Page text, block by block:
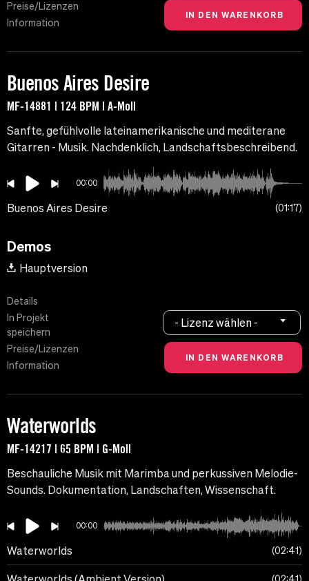
Preise/Lizenzen
Information
Buenos Aires Desire
MF-14881 | 124 BPM | A-Moll
Sanfte, gefühlvolle lateinamerikanische und mediterane
Gitarren - Musik. Nachdenklich, Landschaftsbeschreibend.
00:00
Buenos Aires Desire 01:17
Demos
Hauptversion
Details
In Projekt
speichern
Preise/Lizenzen
Information
- Lizenz wählen -
Waterworlds
MF-14217 | 65 BPM | G-Moll
Beschauliche Musik mit Marimba und perkussiven Melodie-
Sounds. Dokumentation, Landschaften, Wissenschaft.
00:00
Waterworlds 02:41